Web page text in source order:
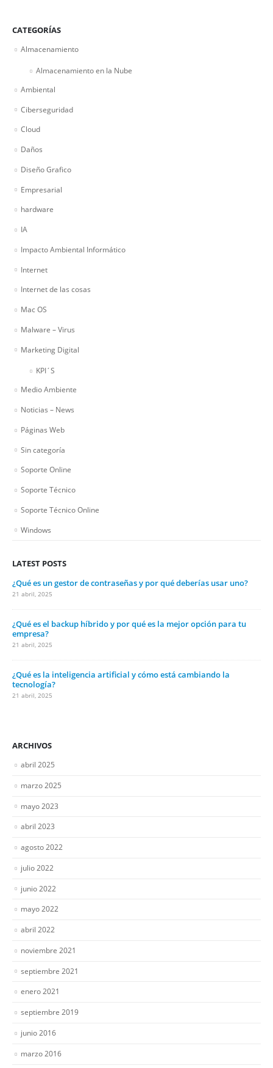
CATEGORÍAS
Almacenamiento
Almacenamiento en la Nube
Ambiental
Ciberseguridad
Cloud
Daños
Diseño Grafico
Empresarial
hardware
IA
Impacto Ambiental Informático
Internet
Internet de las cosas
Mac OS
Malware – Virus
Marketing Digital
KPI´S
Medio Ambiente
Noticias – News
Páginas Web
Sin categoría
Soporte Online
Soporte Técnico
Soporte Técnico Online
Windows
LATEST POSTS
¿Qué es un gestor de contraseñas y por qué deberías usar uno?
21 abril, 2025
¿Qué es el backup híbrido y por qué es la mejor opción para tu
empresa?
21 abril, 2025
¿Qué es la inteligencia artificial y cómo está cambiando la
tecnología?
21 abril, 2025
ARCHIVOS
abril 2025
marzo 2025
mayo 2023
abril 2023
agosto 2022
julio 2022
junio 2022
mayo 2022
abril 2022
noviembre 2021
septiembre 2021
enero 2021
septiembre 2019
junio 2016
marzo 2016